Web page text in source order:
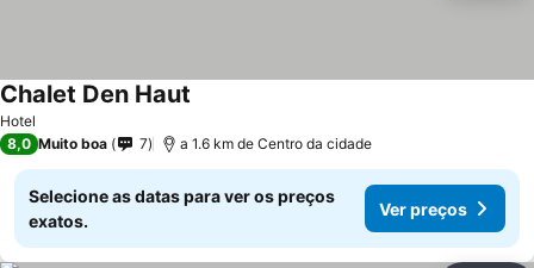
Hotel
Chalet Den Haut
8,0 Muito boa 7 a 1.6 km de Centro da cidade
Selecione as datas para ver os preços
exatos.
Ver preços